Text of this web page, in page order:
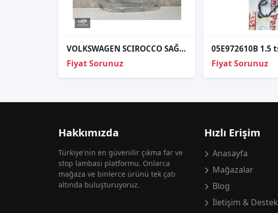
VOLKSWAGEN SCIROCCO SAĞ FAR CAMI SIFIR 2006-2015
Fiyat Sorunuz Fiyat Sorunuz
Hakkımızda
Türkiye'nin en güvenilir çıkma far ve
stop lambası platformu. Onlarca
mağaza ve binlerce ürünü tek çatı
altında buluşturuyoruz.
Hızlı Erişim
Anasayfa
Mağazalar
Blog
İletişim & Destek